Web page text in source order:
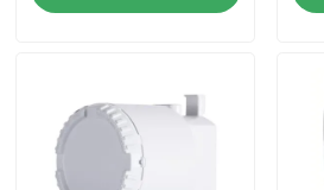
Startseite